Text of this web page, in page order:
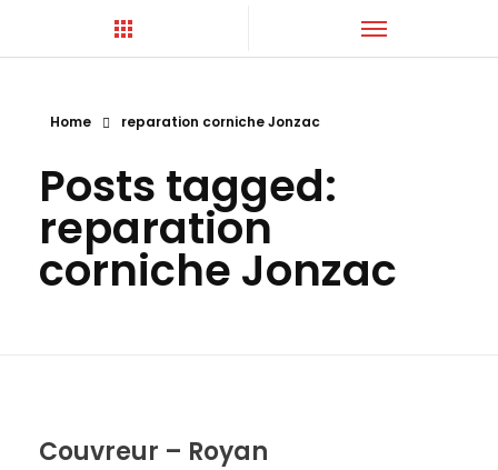
Home reparation corniche Jonzac
Posts tagged:
reparation
corniche Jonzac
Couvreur – Royan